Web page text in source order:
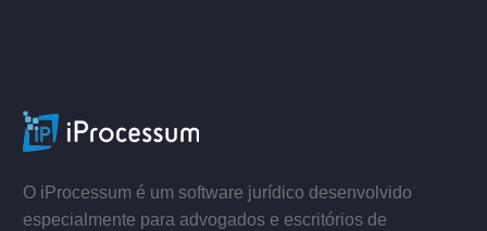
O iProcessum é um software jurídico desenvolvido
especialmente para advogados e escritórios de